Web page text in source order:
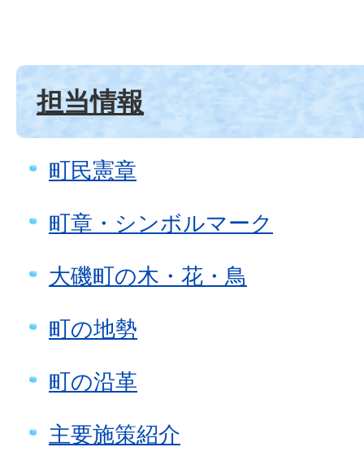
担当情報
町民憲章
町章・シンボルマーク
大磯町の木・花・鳥
町の地勢
町の沿革
主要施策紹介